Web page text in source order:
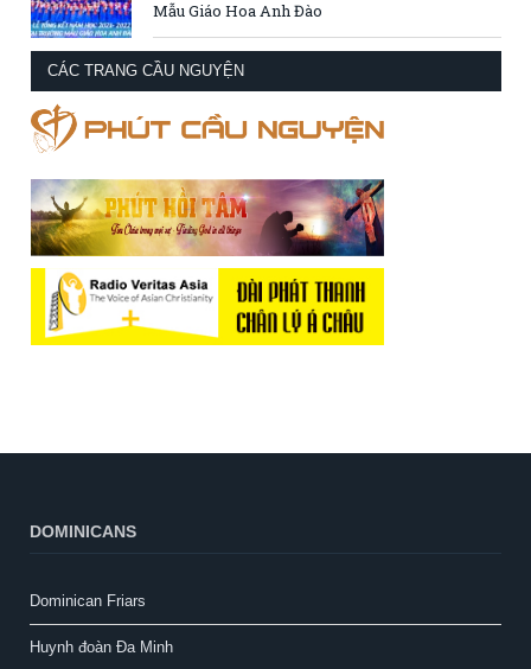
Mẫu Giáo Hoa Anh Đào
CÁC TRANG CẦU NGUYỆN
DOMINICANS
Dominican Friars
Huynh đoàn Đa Minh